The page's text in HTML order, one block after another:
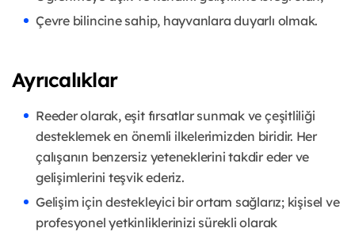
Çevre bilincine sahip, hayvanlara duyarlı olmak.
Ayrıcalıklar
Reeder olarak, eşit fırsatlar sunmak ve çeşitliliği
desteklemek en önemli ilkelerimizden biridir. Her
çalışanın benzersiz yeteneklerini takdir eder ve
gelişimlerini teşvik ederiz.
Gelişim için destekleyici bir ortam sağlarız; kişisel ve
profesyonel yetkinliklerinizi sürekli olarak